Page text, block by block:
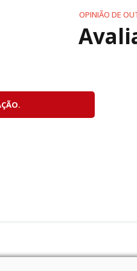
para ajustes rápidos e
OPINIÃO DE